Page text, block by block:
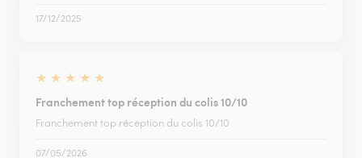
17/12/2025
★ ★ ★ ★ ★
Franchement top réception du colis 10/10
Franchement top réception du colis 10/10
07/05/2026